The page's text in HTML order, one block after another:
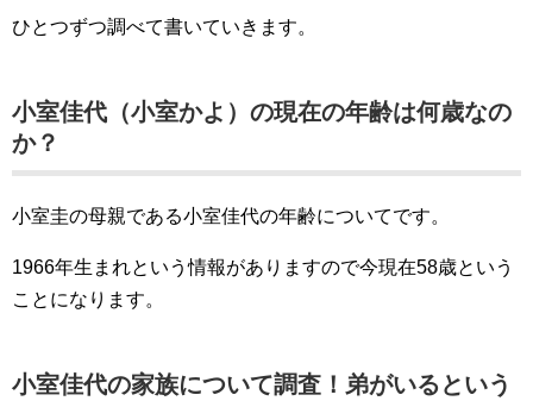
ひとつずつ調べて書いていきます。
小室佳代（小室かよ）の現在の年齢は何歳なの
か？
小室圭の母親である小室佳代の年齢についてです。
1966年生まれという情報がありますので今現在58歳という
ことになります。
小室佳代の家族について調査！弟がいるという